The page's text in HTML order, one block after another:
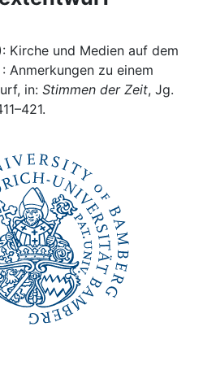
Kirche und Medien auf dem
Anmerkungen zu einem
in: Stimmen der Zeit, Jg.